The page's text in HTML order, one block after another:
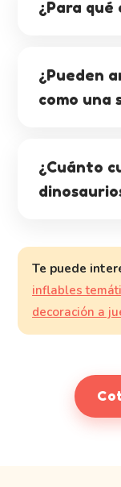
¿Para qué
¿Pueden
como una
¿Cuánto
Te puede
inflables
decoración a